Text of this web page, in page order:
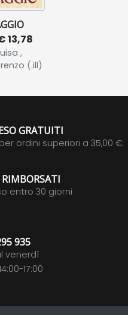
13,78
,
(.ill)
GRATUITI
ordini superiori a 35,00 €
entro 30 giorni
935
venerdì
17:00